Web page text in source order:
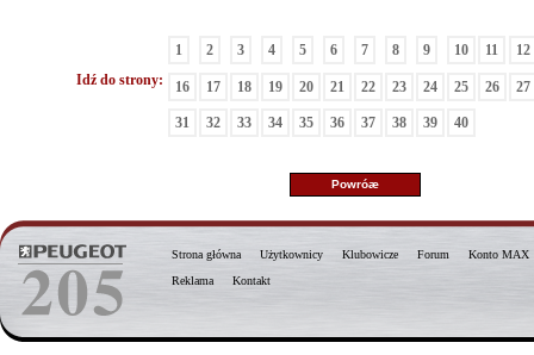
Idź do strony:
1 2 3 4 5 6 7 8 9 10 11 12
16 17 18 19 20 21 22 23 24 25 26 27
31 32 33 34 35 36 37 38 39 40
Strona główna Użytkownicy Klubowicze Forum
Konto MAX
Reklama
Kontakt